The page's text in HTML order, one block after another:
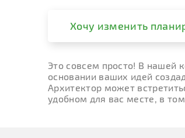
Хочу изменить
Это совсем просто! В нашей
основании ваших идей
Архитектор может
удобном для вас месте, в